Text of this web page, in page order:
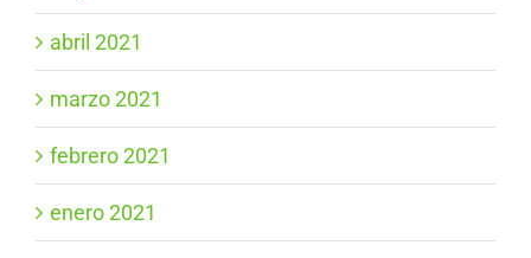
abril 2021
marzo 2021
febrero 2021
enero 2021